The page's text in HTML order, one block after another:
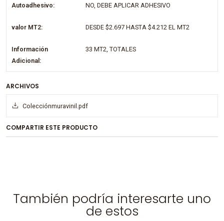
Autoadhesivo: NO, DEBE APLICAR ADHESIVO
valor MT2: DESDE $2.697 HASTA $4.212 EL MT2
Información
Adicional:
33 MT2, TOTALES
ARCHIVOS
Colecciónmuravinil.pdf
COMPARTIR ESTE PRODUCTO
También podría interesarte uno
de estos